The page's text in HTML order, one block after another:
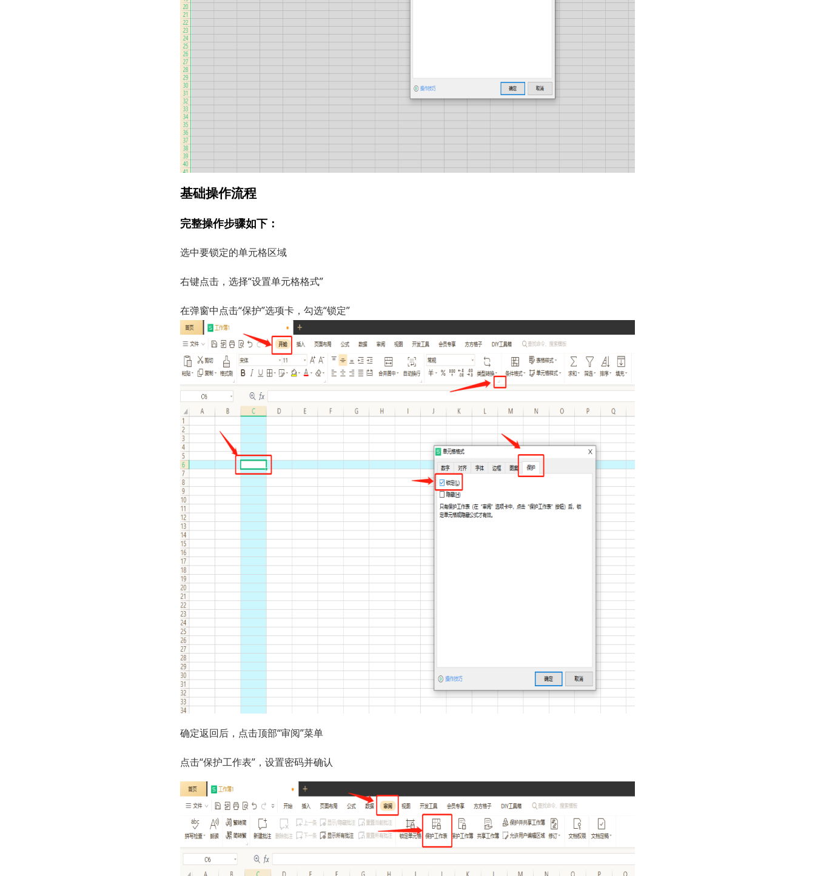
基础操作流程
完整操作步骤如下：
选中要锁定的单元格区域
右键点击，选择“设置单元格格式”
在弹窗中点击“保护”选项卡，勾选“锁定”
确定返回后，点击顶部“审阅”菜单
点击“保护工作表”，设置密码并确认